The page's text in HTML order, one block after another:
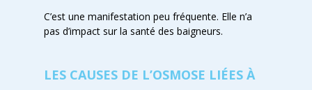
C’est une manifestation peu fréquente. Elle n’a
pas d’impact sur la santé des baigneurs.
LES CAUSES DE L’OSMOSE LIÉES À